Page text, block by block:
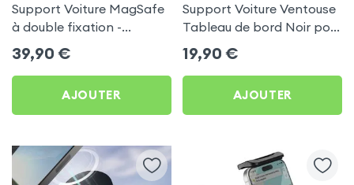
Support Voiture MagSafe
à double fixation -
Acefast pour Samsung
Galaxy A03
39,90 €
AJOUTER
Support Voiture Ventouse
Tableau de bord Noir pour
Samsung Galaxy A03
19,90 €
AJOUTER